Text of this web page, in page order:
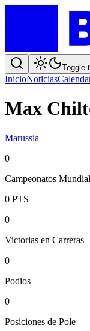
Toggle
InicioNoticias
Max
Marussia
0
Campeonatos
0 PTS
0
Victorias en Carreras
0
Podios
0
Posiciones de Pole